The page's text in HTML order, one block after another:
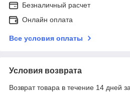
Безналичный расчет
Онлайн оплата
Все условия оплаты
Условия возврата
Возврат товара в течение 14 дней